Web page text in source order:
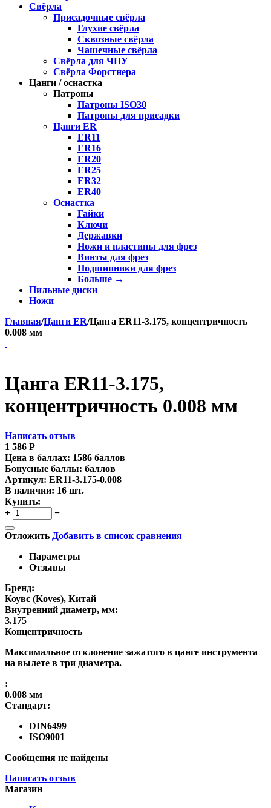
Свёрла
Присадочные свёрла
Глухие свёрла
Сквозные свёрла
Чашечные свёрла
Свёрла для ЧПУ
Свёрла Форстнера
Цанги / оснастка
Патроны
Патроны ISO30
Патроны для присадки
Цанги ER
ER11
ER16
ER20
ER25
ER32
ER40
Оснастка
Гайки
Ключи
Державки
Ножи и пластины для фрез
Винты для фрез
Подшипники для фрез
Больше →
Пильные диски
Ножи
Главная/Цанги ER/Цанга ER11-3.175, концентричность
0.008 мм
Цанга ER11-3.175,
концентричность 0.008 мм
Написать отзыв
1 586 Р
Цена в баллах: 1586 баллов
Бонусные баллы: баллов
Артикул: ER11-3.175-0.008
В наличии: 16 шт.
Купить:
+
−
Отложить Добавить в список сравнения
Параметры
Отзывы
Бренд:
Коувс (Koves), Китай
Внутренний диаметр, мм:
3.175
Концентричность
Максимальное отклонение зажатого в цанге инструмента
на вылете в три диаметра.
:
0.008 мм
Стандарт:
DIN6499
ISO9001
Сообщения не найдены
Написать отзыв
Магазин